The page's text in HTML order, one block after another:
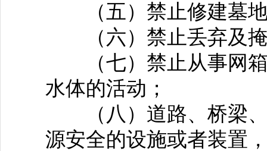
（五）禁止修建墓
（六）禁止丢弃及掩
（七）禁止从事网箱
水体的活动；
（八）道路、桥梁、
源安全的设施或者装置